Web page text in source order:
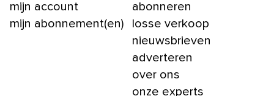
mijn account
mijn abonnement(en)
abonneren
losse verkoop
nieuwsbrieven
adverteren
over ons
onze experts